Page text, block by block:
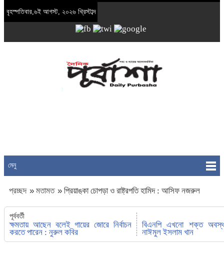
বৃহস্পতিবার,৬ই আগস্ট, ২০২৬ খ্রিস্টাব্দ
মেনু
প্রচ্ছদ » মতামত » প্রিয়াঙ্কা চোপড়া ও রাষ্ট্রপতি হামিদ : আসিফ নজরুল
পূর্ববর্তী
ক্ষমতায় আছেন বলেই গায়ের জোরে নির্বাচন
করতে পারেন : নুরুল কবির
বিএনপি এখনো শক্ত
নাঈমুল ইসলাম খান